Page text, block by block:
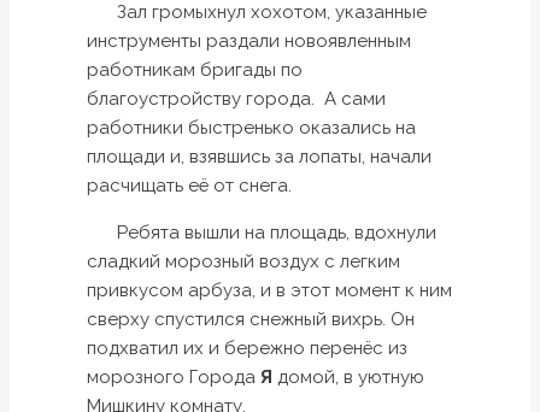
Зал громыхнул хохотом, указанные
инструменты раздали новоявленным
работникам бригады по
благоустройству города. А сами
работники быстренько оказались на
площади и, взявшись за лопаты, начали
расчищать её от снега.
Ребята вышли на площадь, вдохнули
сладкий морозный воздух с легким
привкусом арбуза, и в этот момент к ним
сверху спустился снежный вихрь. Он
подхватил их и бережно перенёс из
морозного Города Я домой, в уютную
Мишкину комнату.